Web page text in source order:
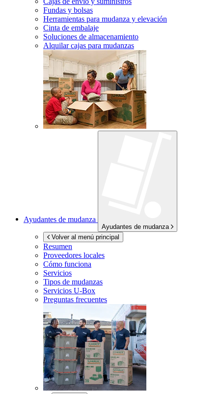
Fundas y bolsas
Herramientas para mudanza y elevación
Cinta de embalaje
Soluciones de almacenamiento
Alquilar cajas para mudanzas
Ayudantes de mudanza
Ayudantes de mudanza
Volver al menú principal
Resumen
Proveedores locales
Cómo funciona
Servicios
Tipos de mudanzas
Servicios U-Box
Preguntas frecuentes